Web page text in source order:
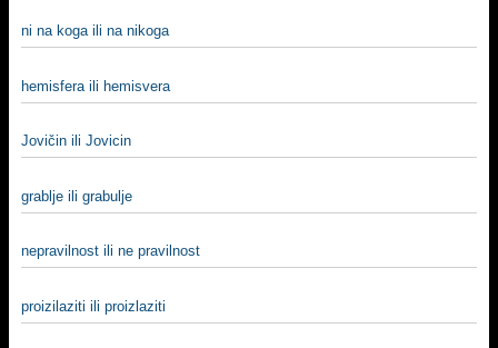
ni na koga ili na nikoga
hemisfera ili hemisvera
Jovičin ili Jovicin
grablje ili grabulje
nepravilnost ili ne pravilnost
proizilaziti ili proizlaziti